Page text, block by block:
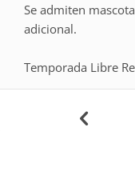
Se admiten
adicional.
Temporada Libre